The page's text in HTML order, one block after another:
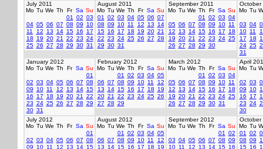
July 2011
Mo Tu We Th Fr Sa Su
01
02 03
04 05 06 07 08 09
10
11
12 13 14 15 16
17
18
19 20 21 22 23 24
25 26 27 28 29 30 31
August 2011
Mo Tu We Th Fr Sa Su
01
02 03 04 05 06 07
08 09 10 11 12 13
14
15 16 17 18 19 20 21
22 23 24 25 26 27 28
29 30 31
September 2011
Mo Tu We Th Fr Sa Su
01
02 03 04
05 06 07 08 09 10 11
12
13 14 15 16 17
18
19 20 21 22 23 24 25
26 27 28 29 30
October
Mo Tu
03 04
10 11
17
18
24 25
31
January 2012
Mo Tu We Th Fr Sa Su
01
02 03 04 05 06 07 08
09
10 11 12 13 14 15
16
17 18 19 20 21
22
23 24 25 26 27 28 29
30 31
February 2012
Mo Tu We Th Fr Sa Su
01
02 03 04 05
06 07 08 09 10 11
12
13
14 15 16 17 18
19
20 21 22 23 24 25 26
27 28 29
March 2012
Mo Tu We Th Fr Sa Su
01
02 03 04
05 06 07 08 09 10 11
12
13 14 15 16 17
18
19 20 21 22 23 24 25
26 27 28 29 30 31
April
Mo Tu
02 03
09
10
16
17
23 24
30
July 2012
Mo Tu We Th Fr Sa Su
01
02 03 04 05 06 07 08
09
10 11 12 13 14 15
August 2012
Mo Tu We Th Fr Sa Su
01
02 03 04 05
06 07 08 09 10 11
12
13
14 15 16 17 18
19
September 2012
Mo Tu We Th Fr Sa Su
01
02
03 04 05 06 07 08 09
10 11 12 13 14 15 16
October
Mo Tu
01
02
08 09
15 16